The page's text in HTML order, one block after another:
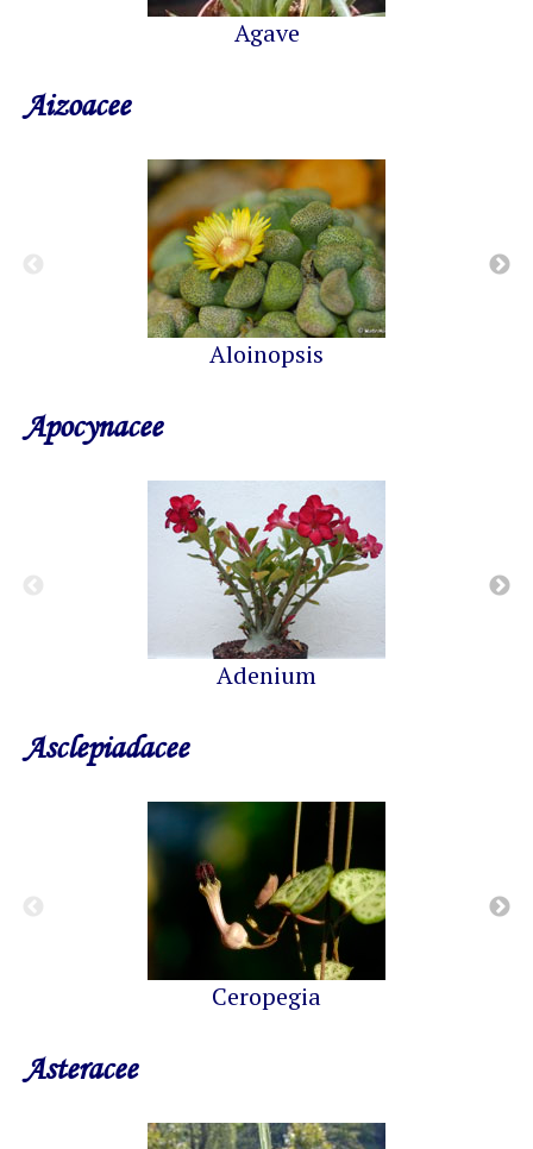
Agave
Aizoacee
Aloinopsis
Apocynacee
Adenium
Asclepiadacee
Ceropegia
Asteracee